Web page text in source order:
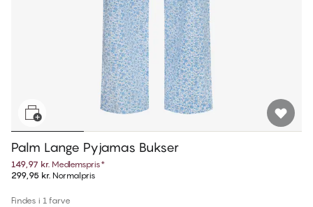
Palm Lange Pyjamas Bukser
149,97 kr. Medlemspris*
299,95 kr. Normalpris
Findes i 1 farve